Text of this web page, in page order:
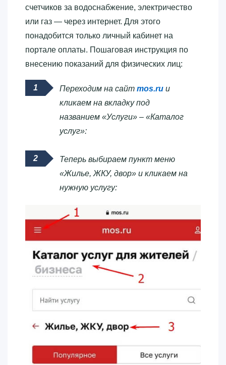
счетчиков за водоснабжение, электричество
или газ — через интернет. Для этого
понадобится только личный кабинет на
портале оплаты. Пошаговая инструкция по
внесению показаний для физических лиц:
Переходим на сайт mos.ru и
кликаем на вкладку под
названием «Услуги» – «Каталог
услуг»:
Теперь выбираем пункт меню
«Жилье, ЖКУ, двор» и кликаем на
нужную услугу: